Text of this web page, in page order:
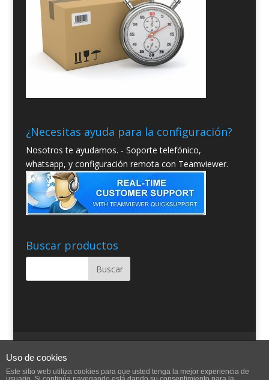
¿Necesitas ayuda para la configuración?
Nosotros te ayudamos. - Soporte telefónico,
whatsapp, y configuración remota con Teamviewer.
Buscar productos
Contacto
Uso de cookies
Este sitio web utiliza cookies para que usted tenga la mejor experiencia de